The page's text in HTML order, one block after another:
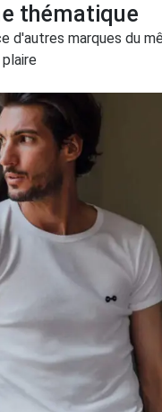
thématique
d'autres marques du